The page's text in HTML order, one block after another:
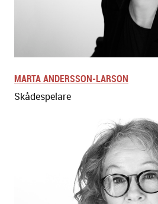
MARTA ANDERSSON-LARSON
Skådespelare